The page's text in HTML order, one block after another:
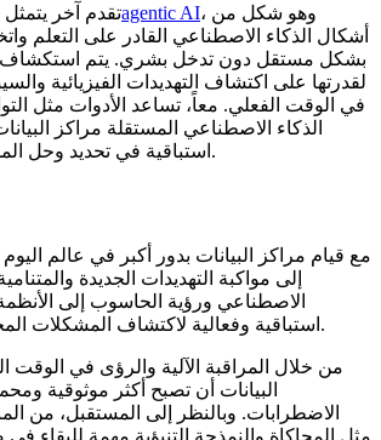
تقدم آخرagentic AI، وهو شكل من
أشكال الذكاء الاصطناعي القادر على التعلم
بشكل مستقل دون تدخل بشري. يتم استكشاف
لقدرتها على اكتشاف التهديدات الفيزيائية
في الوقت الفعلي. معاً، تساعد الأدوات مثل
الذكاء الاصطناعي المستقلة مراكز
استباقية في تحديد وحل المشكلات قبل تفاقمها.
مع قيام مراكز البيانات بدور أكبر في عالم اليوم
إلى مواكبة التهديدات الجديدة
الاصطناعي ورؤية الحاسوب إلى الأنظمة
استباقية وفعالية لاكتشاف المشكلات المحتملة والاستجابة لها.
من خلال المراقبة الآلية والرؤى في الوقت
البيانات أن تصبح أكثر موثوقية
الاضطرابات. وبالنظر إلى المستقبل، من